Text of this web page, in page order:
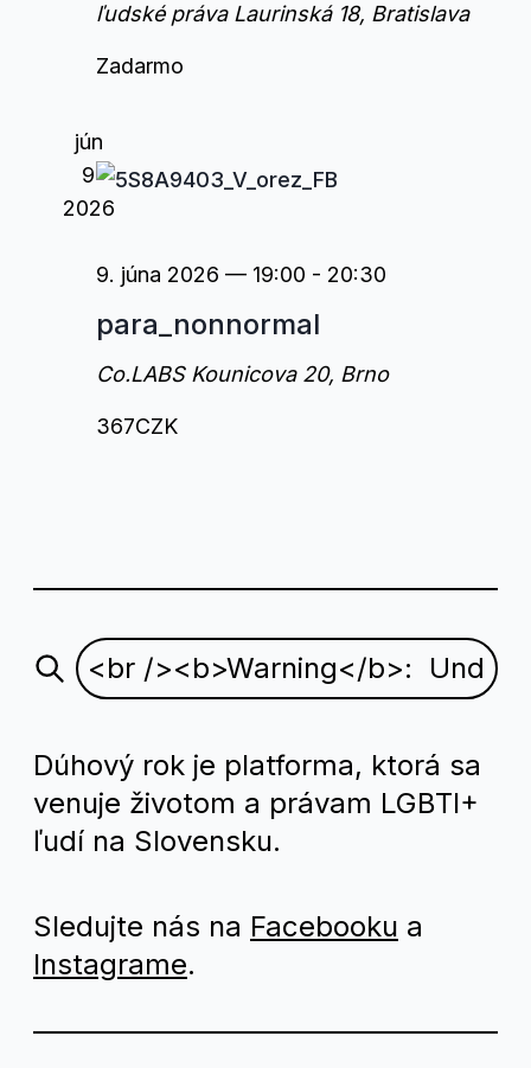
ľudské práva Laurinská 18, Bratislava
Zadarmo
jún
9
2026
9. júna 2026 — 19:00 - 20:30
para_nonnormal
Co.LABS Kounicova 20, Brno
367CZK
Dúhový rok je platforma, ktorá sa
venuje životom a právam LGBTI+
ľudí na Slovensku.
Sledujte nás na Facebooku a
Instagrame.